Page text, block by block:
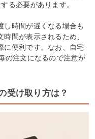
る必要があります。
し時間が遅くなる場合も
間が表示されるため、
に便利です。なお、自宅
の注文になるので注意が
受け取り方は？